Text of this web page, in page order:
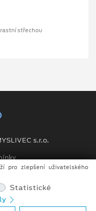
střechou
s.r.o.
zákazníků
pro zlepšení uživatelského
Statistické